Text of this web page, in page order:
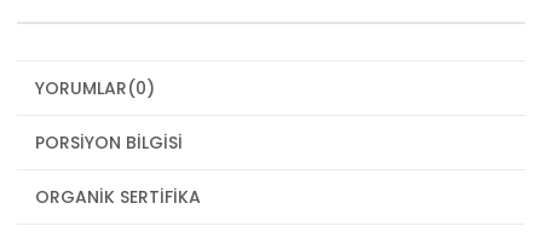
YORUMLAR(0)
PORSIYON BILGISI
ORGANIK SERTIFIKA